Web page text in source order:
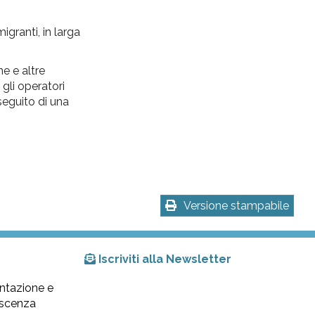
in larga
e altre
operatori
di una
Versione stampabile
e
Iscriviti alla Newsletter